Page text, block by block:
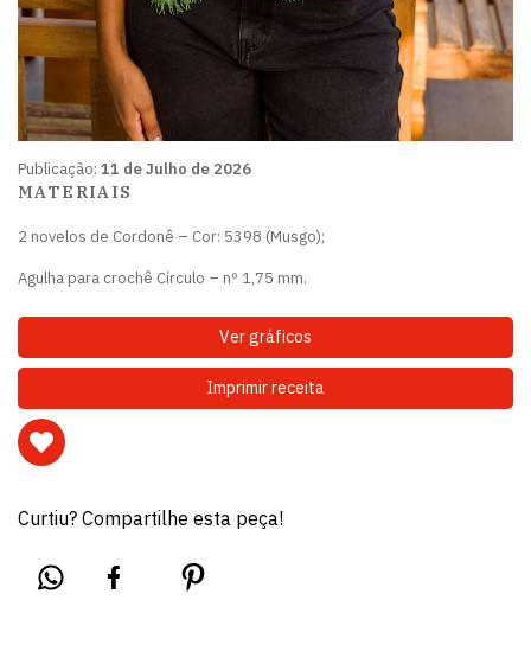
Publicação: 11 de Julho de 2026
MATERIAIS
2 novelos de Cordonê – Cor: 5398 (Musgo);
Agulha para crochê Círculo – nº 1,75 mm.
Ver gráficos
Imprimir receita
Curtiu? Compartilhe esta peça!